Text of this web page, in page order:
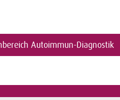
Autoimmun-Diagnostik